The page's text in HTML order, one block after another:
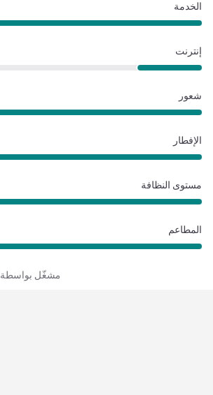
الخدمة
إنترنت
شعور
الإفطار
مستوى النظافة
المطاعم
مشغّل بواسطة